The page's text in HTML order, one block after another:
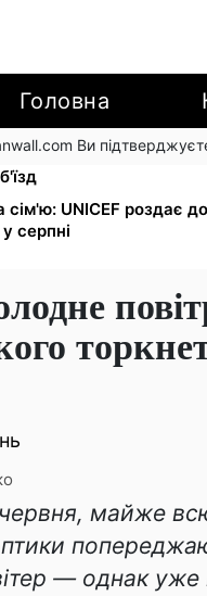
Головна
Ви
перекриють 7-10
сім'ю: UNICEF роздає
серпні
майже
— однак уже